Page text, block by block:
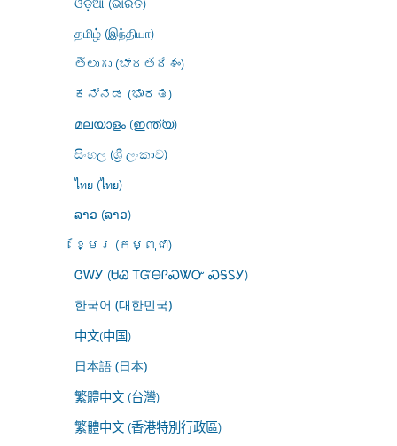
தமிழ் (இந்தியா)
తెలుగు (భారతదేశం)
ಕನ್ನಡ (ಭಾರತ)
മലയാളം (ഇന്ത്യ)
සිංහල (ශ්‍රී ලංකාව)
ไทย (ไทย)
ລາວ (ລາວ)
ខ្មែរ (កម្ពុជា)
ᏣᎳᎩ (ᏌᏊ ᎢᏳᎾᎵᏍᏔᏅ ᏍᎦᏚᎩ)
한국어 (대한민국)
中文(中国)
日本語 (日本)
繁體中文 (台灣)
繁體中文 (香港特別行政區)